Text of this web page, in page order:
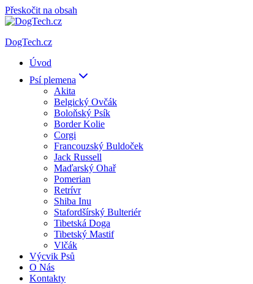
Přeskočit na obsah
DogTech.cz
Úvod
Psí plemena
Akita
Belgický Ovčák
Boloňský Psík
Border Kolie
Corgi
Francouzský Buldoček
Jack Russell
Maďarský Ohař
Pomerian
Retrívr
Shiba Inu
Stafordšírský Bulteriér
Tibetská Doga
Tibetský Mastif
Vlčák
Výcvik Psů
O Nás
Kontakty